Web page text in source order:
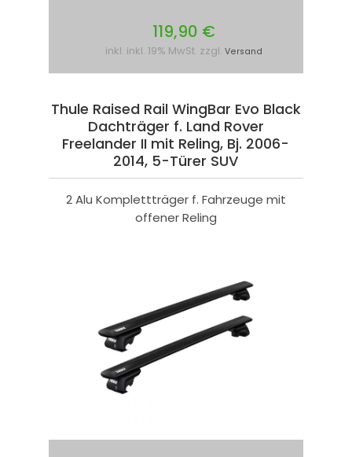
119,90 €
inkl. inkl. 19% MwSt. zzgl. Versand
Thule Raised Rail WingBar Evo Black
Dachträger f. Land Rover
Freelander II mit Reling, Bj. 2006-
2014, 5-Türer SUV
2 Alu Komplettträger f. Fahrzeuge mit
offener Reling